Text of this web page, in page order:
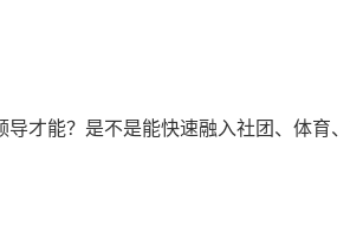
才能？是不是能快速融入社团、体育